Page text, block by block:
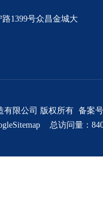
1399号众昌金城大
有限公司 版权所有 备案
总访问量：